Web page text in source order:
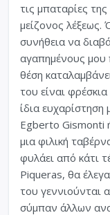
τις μπαταρίες
μείζονος
συνήθεια να
αγαπημένους μου
θέση
του είναι
ίδια
Egberto Gismonti
μια φιλική
φυλάει από κάτι
Piqueras, θα έλεγα
του γεννιούνται
σύμπαν άλλων